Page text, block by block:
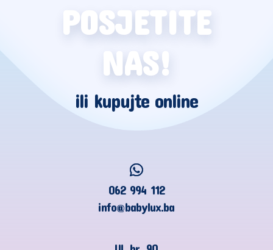
POSJETITE
NAS!
ili kupujte online
062 994 112
info@babylux.ba